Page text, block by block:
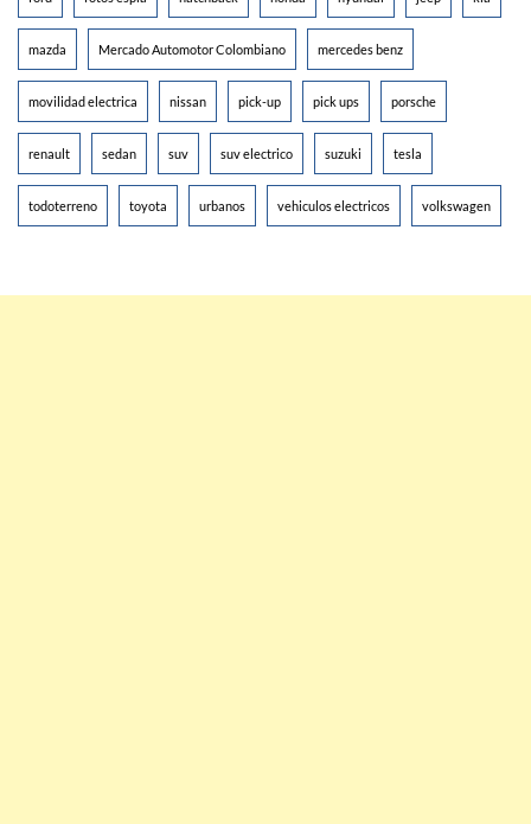
mazda Mercado Automotor Colombiano mercedes benz
movilidad electrica nissan pick-up pick ups porsche
renault sedan suv suv electrico suzuki tesla
todoterreno toyota urbanos vehiculos electricos volkswagen